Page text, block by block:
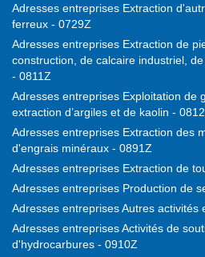
Adresses entreprises Extraction
ferreux - 0729Z
Adresses entreprises Extraction de
construction, de calcaire industriel,
- 0811Z
Adresses entreprises Exploitation de
extraction d’argiles et de kaolin -
Adresses entreprises Extraction des
d'engrais minéraux - 0891Z
Adresses entreprises Extraction de
Adresses entreprises Production de
Adresses entreprises Autres activités
Adresses entreprises Activités de
d'hydrocarbures - 0910Z